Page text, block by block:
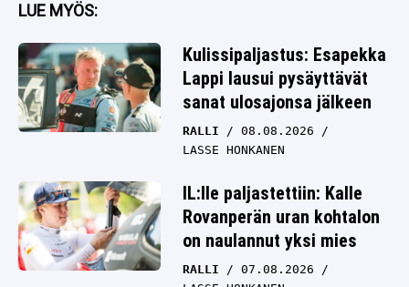
LUE MYÖS:
Kulissipaljastus: Esapekka
Lappi lausui pysäyttävät
sanat ulosajonsa jälkeen
RALLI
08.08.2026
LASSE HONKANEN
IL:lle paljastettiin: Kalle
Rovanperän uran kohtalon
on naulannut yksi mies
RALLI
07.08.2026